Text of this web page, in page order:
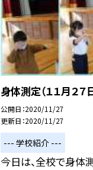
身体測定（１１月２７
公開日 2020/11/27
更新日 2020/11/27
--- 学校紹介 ---
今日は、全校で身体